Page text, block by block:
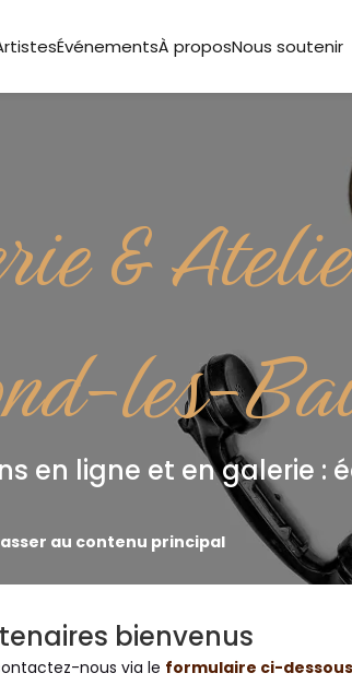
ÉvénementsÀ proposNous soutenir
au contenu principal
&
les-
en ligne et en galerie :
bienvenus
nous via le formulaire ci-dessous